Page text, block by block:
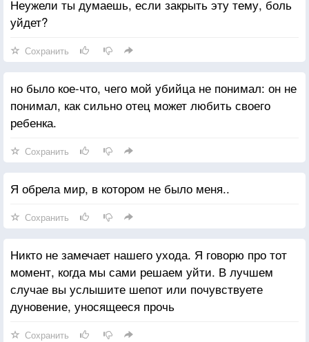
Неужели ты думаешь, если закрыть эту тему, боль
уйдет?
Сохранить
но было кое-что, чего мой убийца не понимал: он не
понимал, как сильно отец может любить своего
ребенка.
Сохранить
Я обрела мир, в котором не было меня..
Сохранить
Никто не замечает нашего ухода. Я говорю про тот
момент, когда мы сами решаем уйти. В лучшем
случае вы услышите шепот или почувствуете
дуновение, уносящееся прочь
Сохранить